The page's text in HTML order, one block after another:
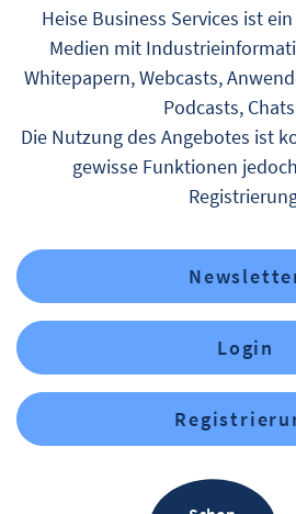
Heise Business Services ist
Medien mit
Whitepapern, Webcasts,
Podcasts,
Die Nutzung des Angebotes ist
gewisse Funktionen
Login